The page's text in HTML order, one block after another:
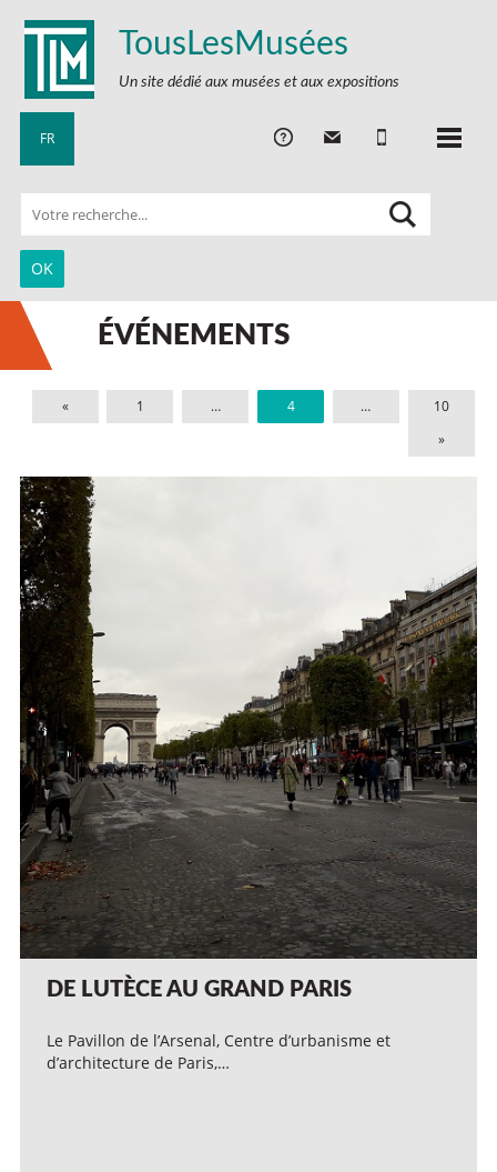
TousLesMusées
Un site dédié aux musées et aux expositions
FR
ÉVÉNEMENTS
« 1 … 4 …
10
»
DE LUTÈCE AU GRAND PARIS
Le Pavillon de l’Arsenal, Centre d’urbanisme et
d’architecture de Paris,…